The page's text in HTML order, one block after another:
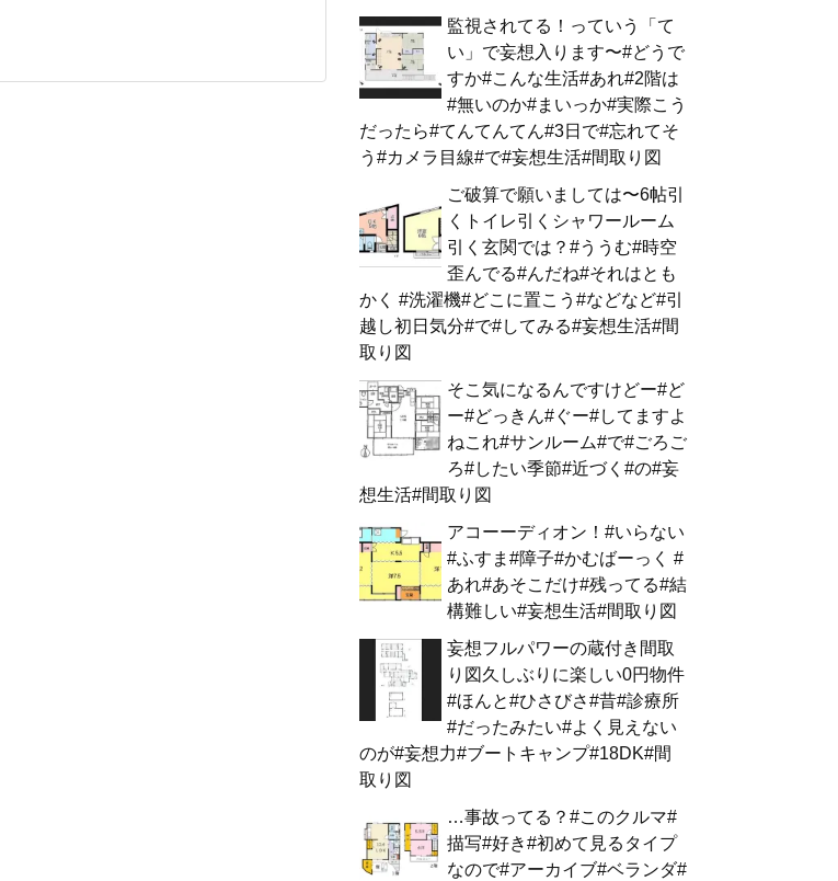
監視されてる！っていう「て
い」で妄想入ります〜#どうで
すか#こんな生活#あれ#2階は
#無いのか#まいっか#実際こう
だったら#てんてんてん#3日で#忘れてそ
う#カメラ目線#で#妄想生活#間取り図
ご破算で願いましては〜6帖引
くトイレ引くシャワールーム
引く玄関では？#ううむ#時空
歪んでる#んだね#それはとも
かく #洗濯機#どこに置こう#などなど#引
越し初日気分#で#してみる#妄想生活#間
取り図
そこ気になるんですけどー#ど
ー#どっきん#ぐー#してますよ
ねこれ#サンルーム#で#ごろご
ろ#したい季節#近づく#の#妄
想生活#間取り図
アコーーディオン！#いらない
#ふすま#障子#かむばーっく #
あれ#あそこだけ#残ってる#結
構難しい#妄想生活#間取り図
妄想フルパワーの蔵付き間取
り図久しぶりに楽しい0円物件
#ほんと#ひさびさ#昔#診療所
#だったみたい#よく見えない
のが#妄想力#ブートキャンプ#18DK#間
取り図
…事故ってる？#このクルマ#
描写#好き#初めて見るタイプ
なので#アーカイブ#ベランダ#